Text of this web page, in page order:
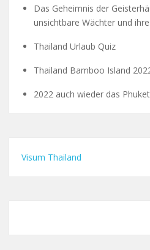
Das Geheimnis der
unsichtbare Wächter und
Thailand Urlaub Quiz
Thailand Bamboo Island
2022 auch wieder das
Visum Thailand